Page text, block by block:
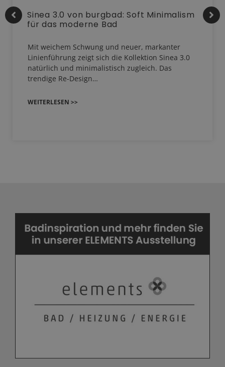
Sinea 3.0 von burgbad: Soft Minimalism
für das moderne Bad
Mit weichem Schwung und neuer, markanter
Linienführung zeigt sich die Kollektion Sinea 3.0
natürlich und minimalistisch zugleich. Das
trendige Re-Design…
WEITERLESEN >>